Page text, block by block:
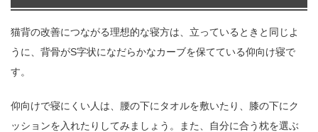
猫背の改善につながる理想的な寝方は、立っているときと同じよ
うに、背骨がS字状になだらかなカーブを保てている仰向け寝で
す。
仰向けで寝にくい人は、腰の下にタオルを敷いたり、膝の下にク
ッションを入れたりしてみましょう。また、自分に合う枕を選ぶ